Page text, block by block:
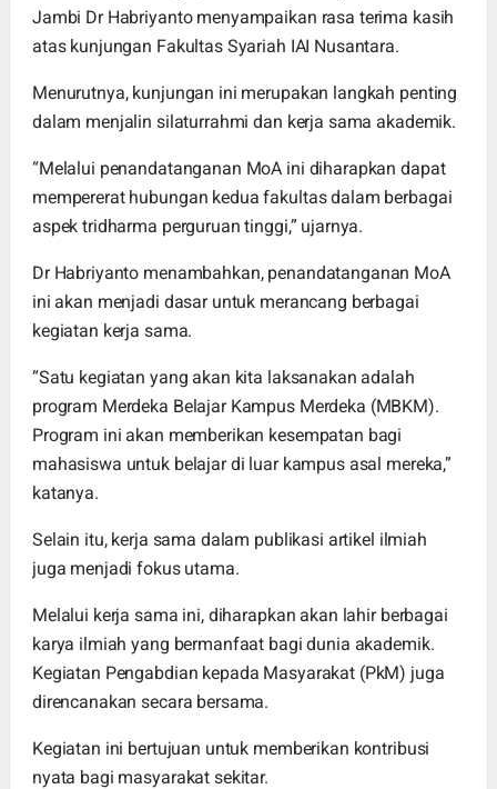
Jambi Dr Habriyanto menyampaikan rasa terima kasih
atas kunjungan Fakultas Syariah IAI Nusantara.
Menurutnya, kunjungan ini merupakan langkah penting
dalam menjalin silaturrahmi dan kerja sama akademik.
“Melalui penandatanganan MoA ini diharapkan dapat
mempererat hubungan kedua fakultas dalam berbagai
aspek tridharma perguruan tinggi,” ujarnya.
Dr Habriyanto menambahkan, penandatanganan MoA
ini akan menjadi dasar untuk merancang berbagai
kegiatan kerja sama.
“Satu kegiatan yang akan kita laksanakan adalah
program Merdeka Belajar Kampus Merdeka (MBKM).
Program ini akan memberikan kesempatan bagi
mahasiswa untuk belajar di luar kampus asal mereka,”
katanya.
Selain itu, kerja sama dalam publikasi artikel ilmiah
juga menjadi fokus utama.
Melalui kerja sama ini, diharapkan akan lahir berbagai
karya ilmiah yang bermanfaat bagi dunia akademik.
Kegiatan Pengabdian kepada Masyarakat (PkM) juga
direncanakan secara bersama.
Kegiatan ini bertujuan untuk memberikan kontribusi
nyata bagi masyarakat sekitar.